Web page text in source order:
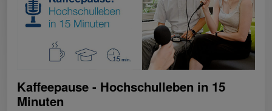
Kaffeepause - Hochschulleben in 15
Minuten